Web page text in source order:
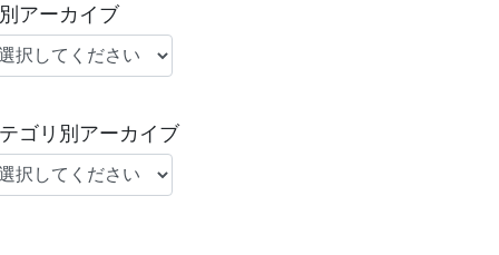
アーカイブ
ゴリ別アーカイブ